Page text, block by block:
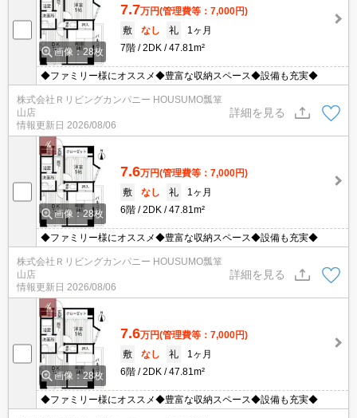
画像：28枚
7.7万円(管理費等：7,000円)
敷
なし 礼
1ヶ月
7階
2DK 47.81m²
◆ファミリー様にオススメ◆豊富な収納スペース◆設備も充実◆
株式会社Ｒリビングカンパニー HOUSUMO瓢箪
山店
情報更新日 2026/08/06
詳細を見る
画像：28枚
7.6万円(管理費等：7,000円)
敷
なし 礼
1ヶ月
6階
2DK 47.81m²
◆ファミリー様にオススメ◆豊富な収納スペース◆設備も充実◆
株式会社Ｒリビングカンパニー HOUSUMO瓢箪
山店
情報更新日 2026/08/06
詳細を見る
画像：28枚
7.6万円(管理費等：7,000円)
敷
なし 礼
1ヶ月
6階
2DK 47.81m²
◆ファミリー様にオススメ◆豊富な収納スペース◆設備も充実◆